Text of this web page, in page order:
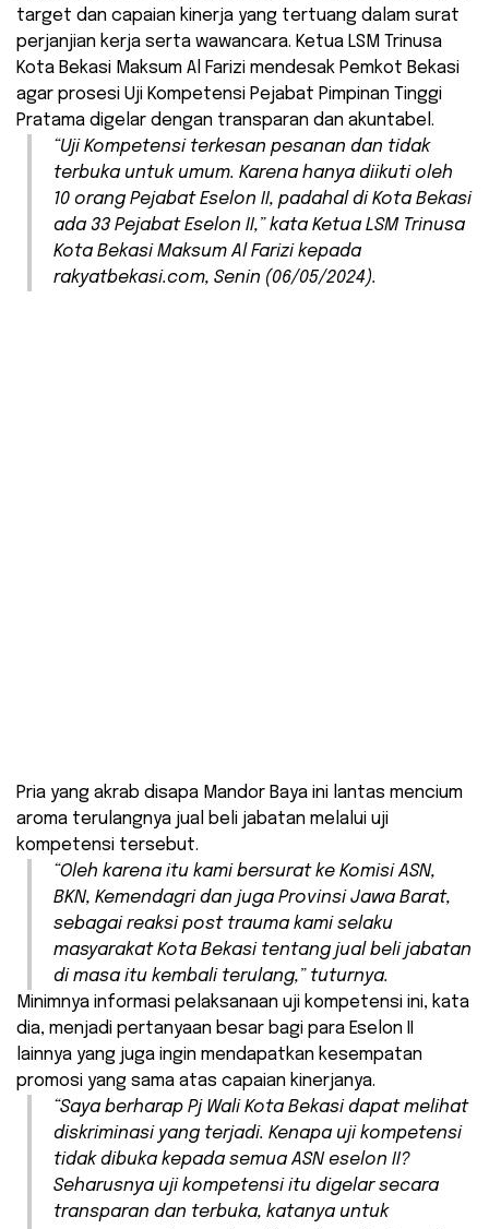
target dan capaian kinerja yang tertuang dalam surat
perjanjian kerja serta wawancara. Ketua LSM Trinusa
Kota Bekasi Maksum Al Farizi mendesak Pemkot Bekasi
agar prosesi Uji Kompetensi Pejabat Pimpinan Tinggi
Pratama digelar dengan transparan dan akuntabel.
“Uji Kompetensi terkesan pesanan dan tidak
terbuka untuk umum. Karena hanya diikuti oleh
10 orang Pejabat Eselon II, padahal di Kota Bekasi
ada 33 Pejabat Eselon II,” kata Ketua LSM Trinusa
Kota Bekasi Maksum Al Farizi kepada
rakyatbekasi.com, Senin (06/05/2024).
Pria yang akrab disapa Mandor Baya ini lantas mencium
aroma terulangnya jual beli jabatan melalui uji
kompetensi tersebut.
“Oleh karena itu kami bersurat ke Komisi ASN,
BKN, Kemendagri dan juga Provinsi Jawa Barat,
sebagai reaksi post trauma kami selaku
masyarakat Kota Bekasi tentang jual beli jabatan
di masa itu kembali terulang,” tuturnya.
Minimnya informasi pelaksanaan uji kompetensi ini, kata
dia, menjadi pertanyaan besar bagi para Eselon II
lainnya yang juga ingin mendapatkan kesempatan
promosi yang sama atas capaian kinerjanya.
“Saya berharap Pj Wali Kota Bekasi dapat melihat
diskriminasi yang terjadi. Kenapa uji kompetensi
tidak dibuka kepada semua ASN eselon II?
Seharusnya uji kompetensi itu digelar secara
transparan dan terbuka, katanya untuk